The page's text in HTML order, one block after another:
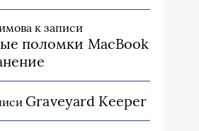
к записи
поломки MacBook
Graveyard Keeper